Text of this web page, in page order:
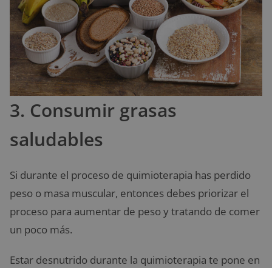
3. Consumir grasas
saludables
Si durante el proceso de quimioterapia has perdido
peso o masa muscular, entonces debes priorizar el
proceso para aumentar de peso y tratando de comer
un poco más.
Estar desnutrido durante la quimioterapia te pone en